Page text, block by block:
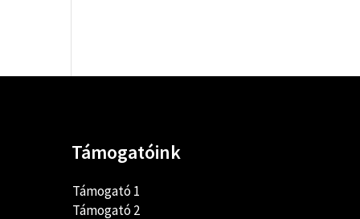
Támogatóink
Támogató 1
Támogató 2